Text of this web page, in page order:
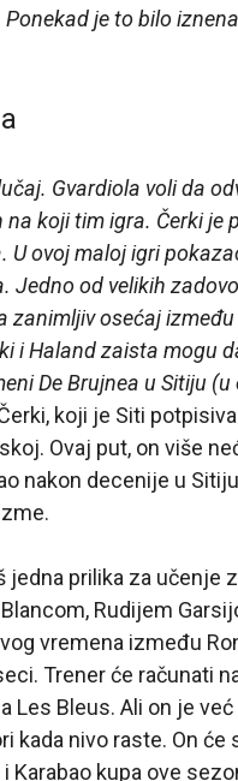
Ponekad je to bilo
Gvardiola voli da
koji tim igra. Čerki
ovoj maloj igri
Jedno od velikih
zanimljiv osećaj
i Haland zaista mogu
De Brujnea u Sitiju
koji je Siti
Ovaj put, on više
nakon decenije u
jedna prilika za učenje
Rudijem
vremena između
Trener će računati
Les Bleus. Ali on je
kada nivo raste. On
Karabao kupa ove